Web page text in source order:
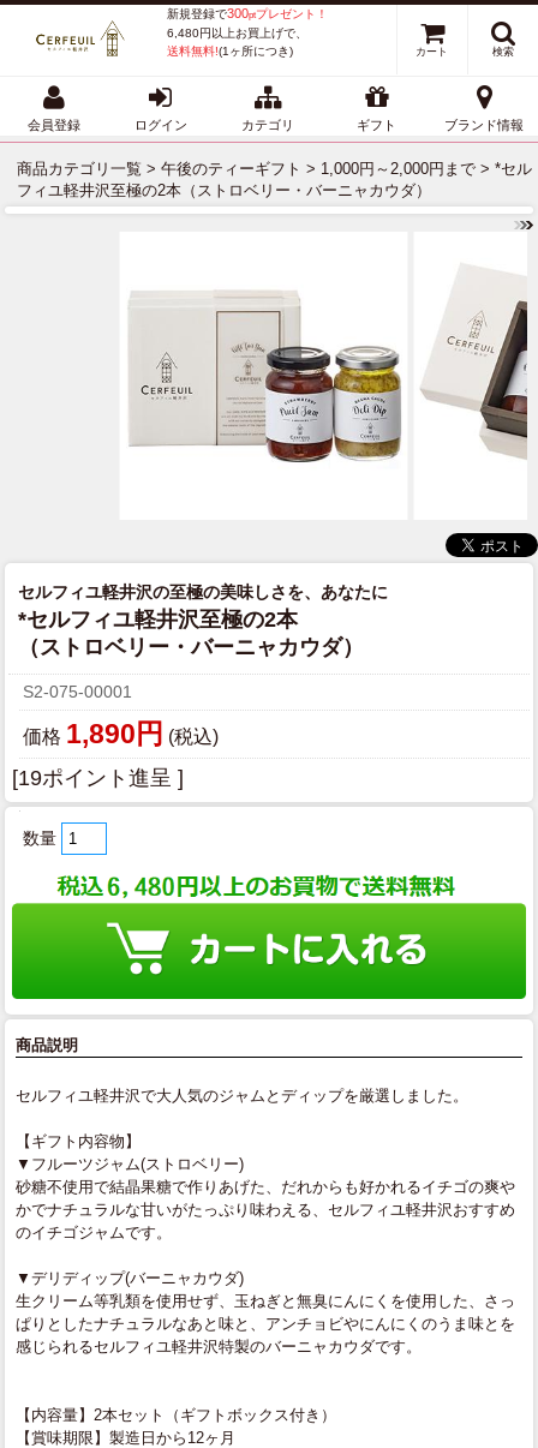
新規登録で300ptプレゼント！
6,480円以上お買上げで、
送料無料!(1ヶ所につき) 検索
カート
会員登録 ログイン カテゴリ ギフト ブランド情報
商品カテゴリ一覧 > 午後のティーギフト > 1,000円～2,000円まで> *セル
フィユ軽井沢至極の2本（ストロベリー・バーニャカウダ）
セルフィユ軽井沢の至極の美味しさを、あなたに
*セルフィユ軽井沢至極の2本
（ストロベリー・バーニャカウダ）
S2-075-00001
価格 1,890円 (税込)
[19ポイント進呈 ]
数量
商品説明
セルフィユ軽井沢で大人気のジャムとディップを厳選しました。
【ギフト内容物】
▼フルーツジャム(ストロベリー)
砂糖不使用で結晶果糖で作りあげた、だれからも好かれるイチゴの爽や
かでナチュラルな甘いがたっぷり味わえる、セルフィユ軽井沢おすすめ
のイチゴジャムです。
▼デリディップ(バーニャカウダ)
生クリーム等乳類を使用せず、玉ねぎと無臭にんにくを使用した、さっ
ぱりとしたナチュラルなあと味と、アンチョビやにんにくのうま味とを
感じられるセルフィユ軽井沢特製のバーニャカウダです。
【内容量】2本セット（ギフトボックス付き）
【賞味期限】製造日から12ヶ月